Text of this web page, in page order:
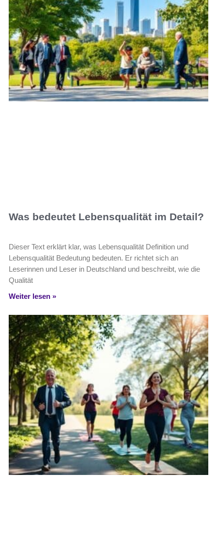
Was bedeutet Lebensqualität im Detail?
Dieser Text erklärt klar, was Lebensqualität Definition und
Lebensqualität Bedeutung bedeuten. Er richtet sich an
Leserinnen und Leser in Deutschland und beschreibt, wie die
Qualität
Weiter lesen »